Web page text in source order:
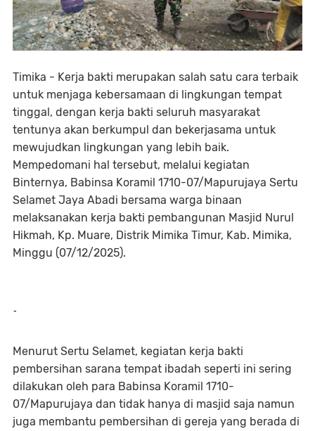
Timika - Kerja bakti merupakan salah satu cara terbaik
untuk menjaga kebersamaan di lingkungan tempat
tinggal, dengan kerja bakti seluruh masyarakat
tentunya akan berkumpul dan bekerjasama untuk
mewujudkan lingkungan yang lebih baik.
Mempedomani hal tersebut, melalui kegiatan
Binternya, Babinsa Koramil 1710-07/Mapurujaya Sertu
Selamet Jaya Abadi bersama warga binaan
melaksanakan kerja bakti pembangunan Masjid Nurul
Hikmah, Kp. Muare, Distrik Mimika Timur, Kab. Mimika,
Minggu (07/12/2025).
-
Menurut Sertu Selamet, kegiatan kerja bakti
pembersihan sarana tempat ibadah seperti ini sering
dilakukan oleh para Babinsa Koramil 1710-
07/Mapurujaya dan tidak hanya di masjid saja namun
juga membantu pembersihan di gereja yang berada di